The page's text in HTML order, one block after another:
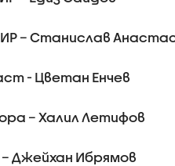
– Станислав
- Цветан Енчев
– Халил Летифов
Джейхан Ибрямов